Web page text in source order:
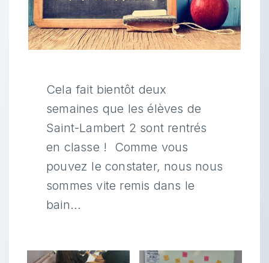
Cela fait bientôt deux
semaines que les élèves de
Saint-Lambert 2 sont rentrés
en classe ! Comme vous
pouvez le constater, nous nous
sommes vite remis dans le
bain…